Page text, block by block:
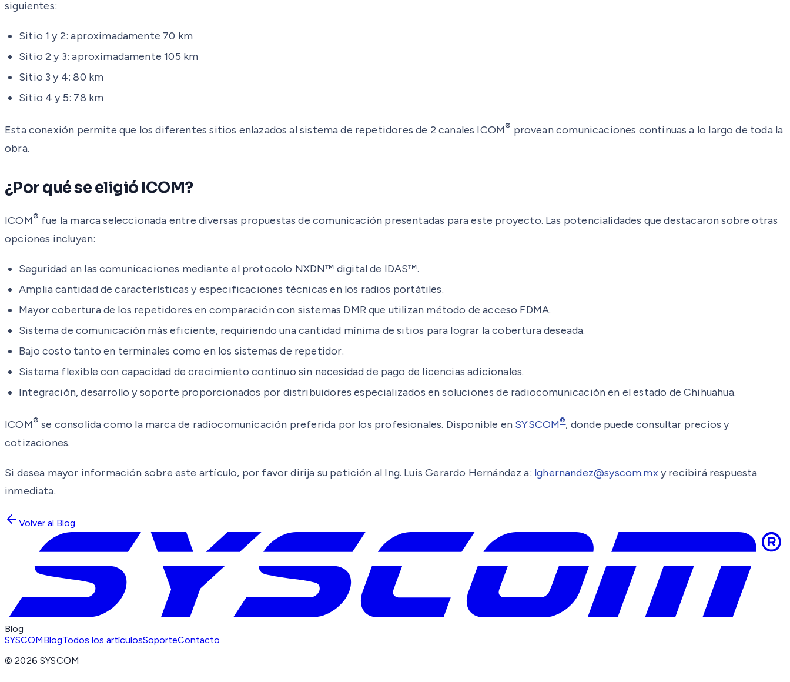
siguientes:
Sitio 1 y 2: aproximadamente 70 km
Sitio 2 y 3: aproximadamente 105 km
Sitio 3 y 4: 80 km
Sitio 4 y 5: 78 km
Esta conexión permite que los diferentes sitios enlazados al sistema de repetidores de 2 canales ICOM® provean comunicaciones continuas a lo largo de toda la
obra.
¿Por qué se eligió ICOM?
ICOM® fue la marca seleccionada entre diversas propuestas de comunicación presentadas para este proyecto. Las potencialidades que destacaron sobre otras
opciones incluyen:
Seguridad en las comunicaciones mediante el protocolo NXDN™ digital de IDAS™.
Amplia cantidad de características y especificaciones técnicas en los radios portátiles.
Mayor cobertura de los repetidores en comparación con sistemas DMR que utilizan método de acceso FDMA.
Sistema de comunicación más eficiente, requiriendo una cantidad mínima de sitios para lograr la cobertura deseada.
Bajo costo tanto en terminales como en los sistemas de repetidor.
Sistema flexible con capacidad de crecimiento continuo sin necesidad de pago de licencias adicionales.
Integración, desarrollo y soporte proporcionados por distribuidores especializados en soluciones de radiocomunicación en el estado de Chihuahua.
ICOM® se consolida como la marca de radiocomunicación preferida por los profesionales. Disponible en SYSCOM®, donde puede consultar precios y
cotizaciones.
Si desea mayor información sobre este artículo, por favor dirija su petición al Ing. Luis Gerardo Hernández a: lghernandez@syscom.mx y recibirá respuesta
inmediata.
Volver al Blog
Blog
SYSCOMBlogTodos los artículosSoporteContacto
©2026 SYSCOM